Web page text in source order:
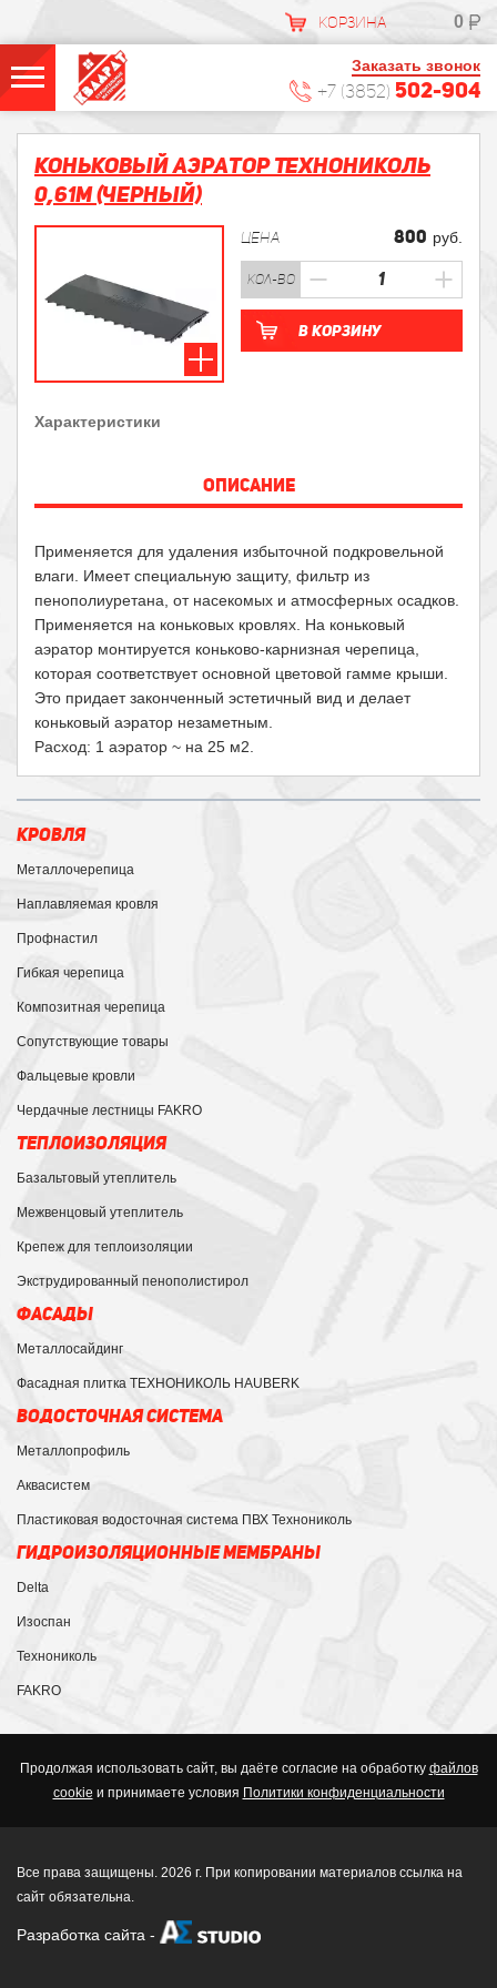
КОРЗИНА 0
Заказать звонок
+7 (3852) 502-904
Коньковый аэратор ТехноНИКОЛЬ
0,61м (черный)
ЦЕНА 800 руб.
кол-во
В корзину
Характеристики
ОПИСАНИЕ
Применяется для удаления избыточной подкровельной
влаги. Имеет специальную защиту, фильтр из
пенополиуретана, от насекомых и атмосферных осадков.
Применяется на коньковых кровлях. На коньковый
аэратор монтируется коньково-карнизная черепица,
которая соответствует основной цветовой гамме крыши.
Это придает законченный эстетичный вид и делает
коньковый аэратор незаметным.
Расход: 1 аэратор ~ на 25 м2.
КРОВЛЯ
Металлочерепица
Наплавляемая кровля
Профнастил
Гибкая черепица
Композитная черепица
Сопутствующие товары
Фальцевые кровли
Чердачные лестницы FAKRO
ТЕПЛОИЗОЛЯЦИЯ
Базальтовый утеплитель
Межвенцовый утеплитель
Крепеж для теплоизоляции
Экструдированный пенополистирол
ФАСАДЫ
Металлосайдинг
Фасадная плитка ТЕХНОНИКОЛЬ HAUBERK
ВОДОСТОЧНАЯ СИСТЕМА
Металлопрофиль
Аквасистем
Пластиковая водосточная система ПВХ Технониколь
ГИДРОИЗОЛЯЦИОННЫЕ МЕМБРАНЫ
Delta
Изоспан
Технониколь
FAKRO
Продолжая использовать сайт, вы даёте согласие на обработку файлов
cookie и принимаете условия Политики конфиденциальности
Все права защищены. 2026 г. При копировании материалов ссылка на
сайт обязательна.
Разработка сайта -